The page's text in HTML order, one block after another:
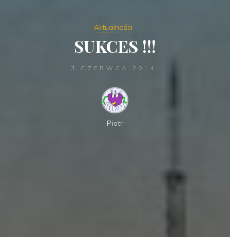
Aktualności
SUKCES !!!
3 CZERWCA 2014
Piotr